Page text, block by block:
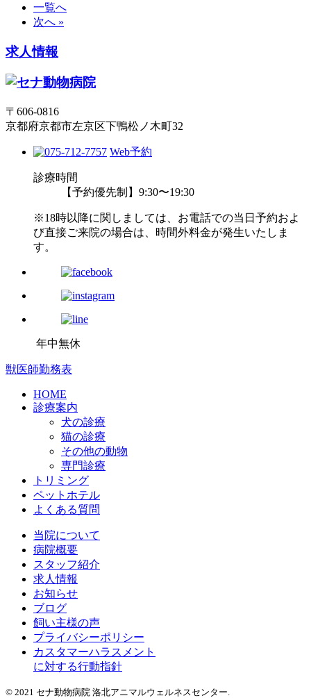
一覧へ
次へ »
求人情報
〒606-0816
京都府京都市左京区下鴨松ノ木町32
Web予約
診療時間
【予約優先制】9:30〜19:30
※18時以降に関しましては、お電話での当日予約およ
び直接ご来院の場合は、時間外料金が発生いたしま
す。
年中無休
獣医師勤務表
HOME
診療案内
犬の診療
猫の診療
その他の動物
専門診療
トリミング
ペットホテル
よくある質問
当院について
病院概要
スタッフ紹介
求人情報
お知らせ
ブログ
飼い主様の声
プライバシーポリシー
カスタマーハラスメント
に対する行動指針
© 2021 セナ動物病院 洛北アニマルウェルネスセンター.